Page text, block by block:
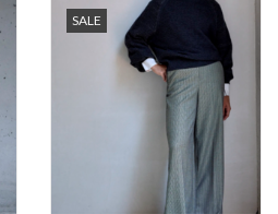
SALE